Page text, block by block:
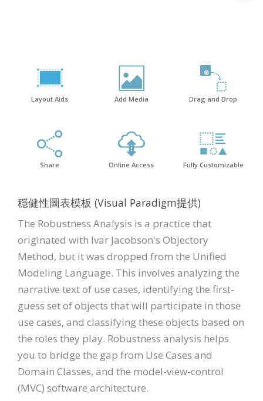
Layout Aids Add Media Drag and Drop
Share Online Access Fully Customizable
穩健性圖表模板 (Visual Paradigm提供)
The Robustness Analysis is a practice that
originated with Ivar Jacobson's Objectory
Method, but it was dropped from the Unified
Modeling Language. This involves analyzing the
narrative text of use cases, identifying the first-
guess set of objects that will participate in those
use cases, and classifying these objects based on
the roles they play. Robustness analysis helps
you to bridge the gap from Use Cases and
Domain Classes, and the model-view-control
(MVC) software architecture.